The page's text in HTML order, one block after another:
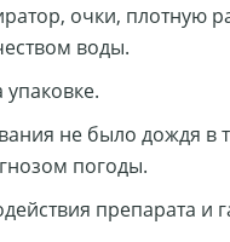
очки, плотную
воды.
не было дождя в
погоды.
препарата и